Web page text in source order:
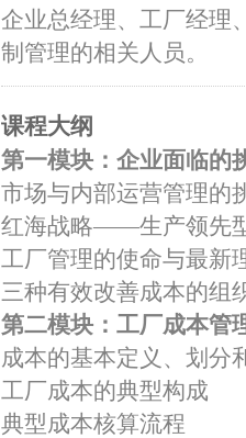
企业总经理、工厂经理
制管理的相关人员。
课程大纲
第一模块：企业面临
市场与内部运营管理的
红海战略——生产领先
工厂管理的使命与最新
三种有效改善成本的组
第二模块：工厂成本管
成本的基本定义、划分
工厂成本的典型构成
典型成本核算流程